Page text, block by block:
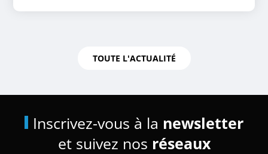
TOUTE L'ACTUALITÉ
Inscrivez-vous à la newsletter
et suivez nos réseaux